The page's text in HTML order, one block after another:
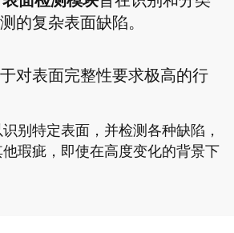
的复杂表面缺陷。
对表面完整性要求极高的行
别特定表面，并检测各种缺陷，
瑕疵，即使在高度变化的背景下